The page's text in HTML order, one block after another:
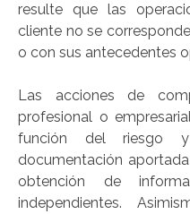
resulte que las
cliente no se
o con sus antecedentes
Las acciones de
profesional o
función del riesgo
documentación
obtención de
independientes.